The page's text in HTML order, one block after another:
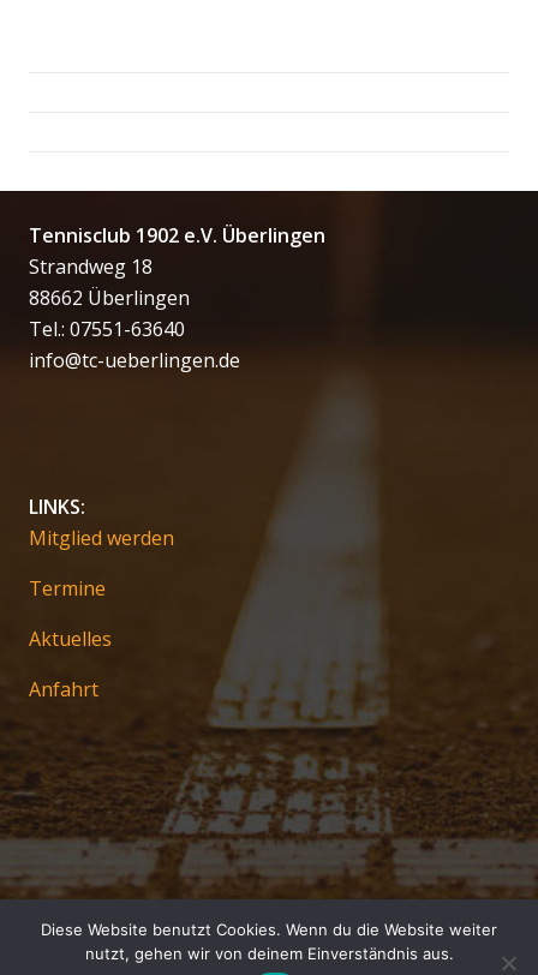
Tennisclub 1902 e.V. Überlingen
Strandweg 18
88662 Überlingen
Tel.: 07551-63640
info@tc-ueberlingen.de
LINKS:
Mitglied werden
Termine
Aktuelles
Anfahrt
Impressum
Diese Website benutzt Cookies. Wenn du die Website weiter
nutzt, gehen wir von deinem Einverständnis aus.